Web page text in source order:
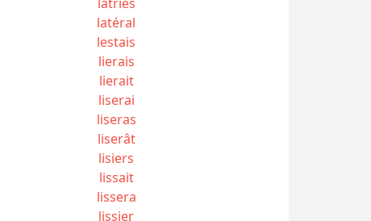
latéral
lestais
lierais
lierait
liserai
liseras
liserât
lisiers
lissait
lissera
lissier